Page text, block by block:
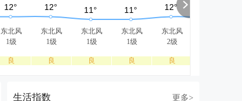
东北风
1级
良
东北风
1级
良
东北风
1级
良
东北风
1级
良
东北风
2级
良
生活指数 更多>